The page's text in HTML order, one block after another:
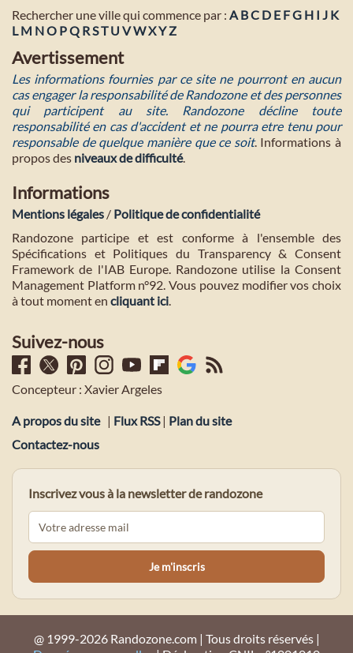
Rechercher une ville qui commence par : A BC D E FG H I J K
L M NO PQ RST U VWXYZ
Avertissement
Les informations fournies par ce site ne pourront en aucun
cas engager la responsabilité de Randozone et des personnes
qui participent au site. Randozone décline toute
responsabilité en cas d'accident et ne pourra etre tenu pour
responsable de quelque manière que ce soit. Informations à
propos des niveaux de difficulté.
Informations
Mentions légales / Politique de confidentialité
Randozone participe et est conforme à l'ensemble des
Spécifications et Politiques du Transparency & Consent
Framework de l'IAB Europe. Randozone utilise la Consent
Management Platform n°92. Vous pouvez modifier vos choix
à tout moment en cliquant ici.
Suivez-nous
Concepteur : Xavier Argeles
A propos du site | Flux RSS| Plan du site
Contactez-nous
Inscrivez vous à la newsletter de randozone
@ 1999-2026 Randozone.com | Tous droits réservés |